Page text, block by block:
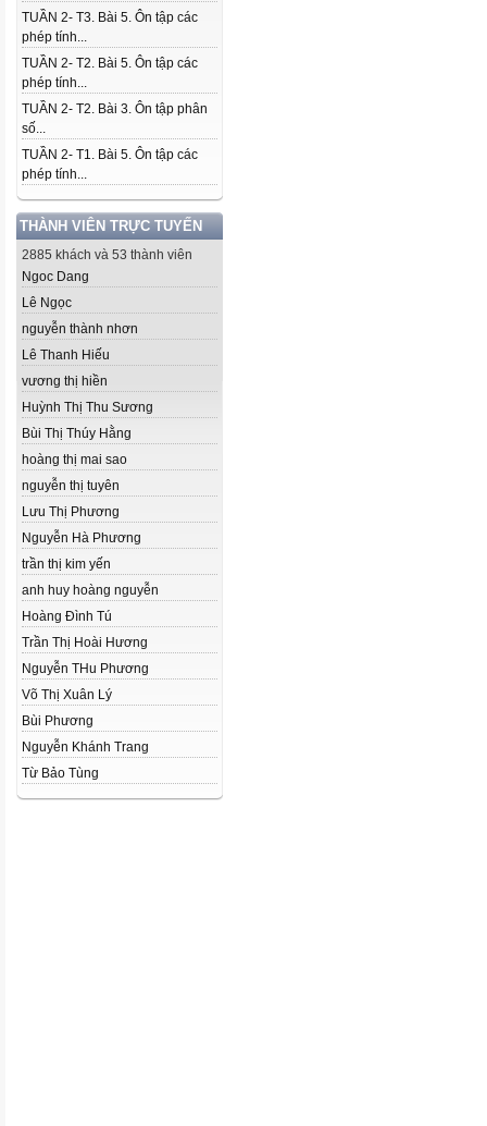
TUẦN 2- T3. Bài 5. Ôn tập các
phép tính...
TUẦN 2- T2. Bài 5. Ôn tập các
phép tính...
TUẦN 2- T2. Bài 3. Ôn tập phân
số...
TUẦN 2- T1. Bài 5. Ôn tập các
phép tính...
THÀNH VIÊN TRỰC TUYẾN
2885 khách và 53 thành viên
Ngoc Dang
Lê Ngọc
nguyễn thành nhơn
Lê Thanh Hiếu
vương thị hiền
Huỳnh Thị Thu Sương
Bùi Thị Thúy Hằng
hoàng thị mai sao
nguyễn thị tuyên
Lưu Thị Phương
Nguyễn Hà Phương
trần thị kim yến
anh huy hoàng nguyễn
Hoàng Đình Tú
Trần Thị Hoài Hương
Nguyễn THu Phương
Võ Thị Xuân Lý
Bùi Phương
Nguyễn Khánh Trang
Từ Bảo Tùng